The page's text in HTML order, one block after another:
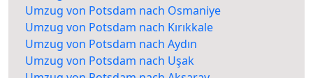
Umzug von Potsdam nach Osmaniye
Umzug von Potsdam nach Kırıkkale
Umzug von Potsdam nach Aydın
Umzug von Potsdam nach Uşak